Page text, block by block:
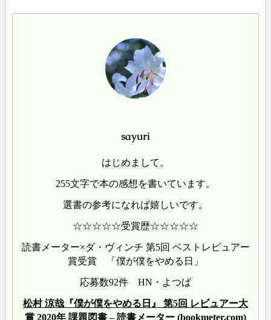
sayuri
はじめまして。
255文字で本の感想を書いています。
選書の参考になれば嬉しいです。
☆☆☆☆☆受賞歴☆☆☆☆☆
読書メーター×ダ・ヴィンチ 第5回 ベストレビュアー
賞受賞 「僕が僕をやめる日」
応募数92件 HN・よつば
松村 涼哉『僕が僕をやめる日』 第5回 レビュアー大
賞 2020年 課題図書 – 読書メーター (bookmeter.com)